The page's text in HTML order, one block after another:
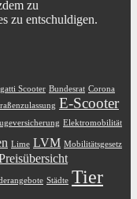
zu
zu entschuldigen.
Scooter Bundesrat Corona
E-Scooter
Elektromobilität
Lime LVM Mobilitätsgesetz
Städte Tier